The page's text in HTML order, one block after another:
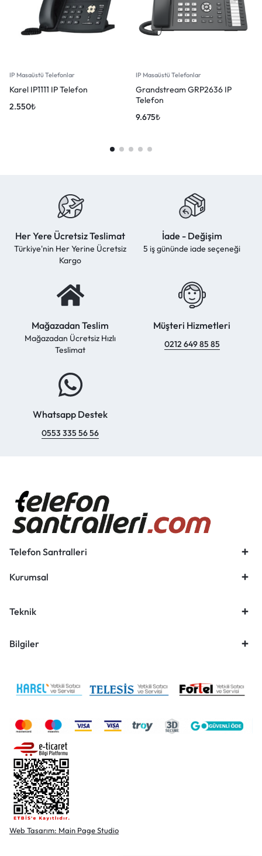
IP Masaüstü Telefonlar
Karel IP1111 IP Telefon
2.550₺
IP Masaüstü Telefonlar
Grandstream GRP2636 IP
Telefon
9.675₺
Her Yere Ücretsiz Teslimat
Türkiye'nin Her Yerine Ücretsiz
Kargo
İade - Değişim
5 iş gününde iade seçeneği
Mağazadan Teslim
Mağazadan Ücretsiz Hızlı
Teslimat
Müşteri Hizmetleri
0212 649 85 85
Whatsapp Destek
0553 335 56 56
Telefon Santralleri
Kurumsal
Teknik
Bilgiler
Web Tasarım: Main Page Studio